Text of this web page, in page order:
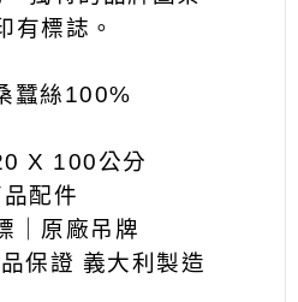
有標誌。
蠶絲100%
X 100公分
品配件
｜原廠吊牌
保證 義大利製造